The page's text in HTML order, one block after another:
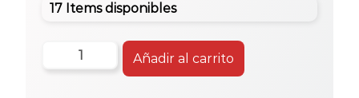
17 Items disponibles
Aquacer
Pioplug
Añadir al carrito